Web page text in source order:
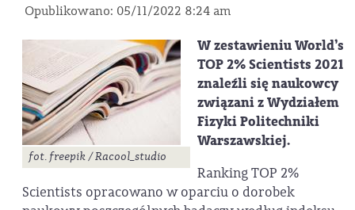
Opublikowano: 05/11/2022 8:24 am
fot. freepik / Racool_studio
W zestawieniu World’s
TOP 2% Scientists 2021
znaleźli się naukowcy
związani z Wydziałem
Fizyki Politechniki
Warszawskiej.
Ranking TOP 2%
Scientists opracowano w oparciu o dorobek